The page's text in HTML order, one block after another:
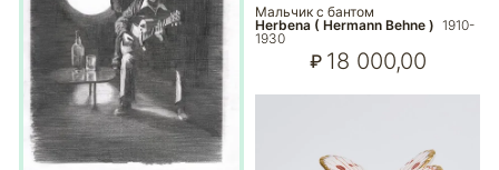
Мальчик с бантом
Herbena ( Hermann Behne ) 1910-
1930
₽ 18 000,00